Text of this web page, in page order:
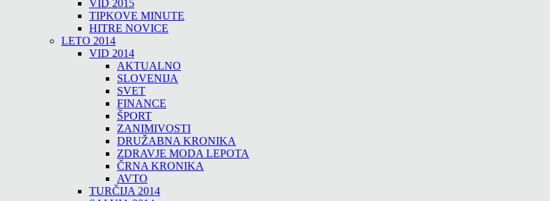
VID 2015
TIPKOVE MINUTE
HITRE NOVICE
LETO 2014
VID 2014
AKTUALNO
SLOVENIJA
SVET
FINANCE
ŠPORT
ZANIMIVOSTI
DRUŽABNA KRONIKA
ZDRAVJE MODA LEPOTA
ČRNA KRONIKA
AVTO
TURČIJA 2014